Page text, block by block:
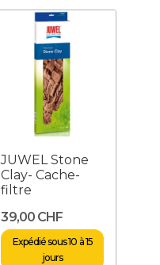
JUWEL Stone
Clay- Cache-
filtre
39,00 CHF
Expédié sous 10 à 15
jours